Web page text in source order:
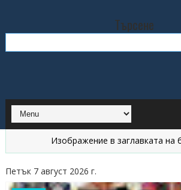
Търсене
Изображение в заглавката на блога
Петък 7 август 2026 г.